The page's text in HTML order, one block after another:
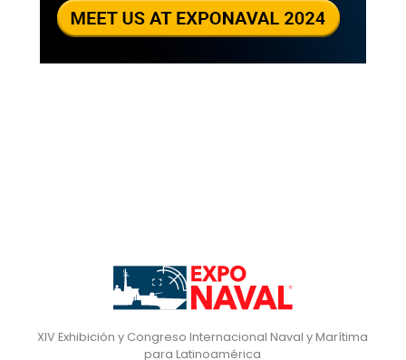
XIV Exhibición y Congreso Internacional Naval y Marítima
para Latinoamérica